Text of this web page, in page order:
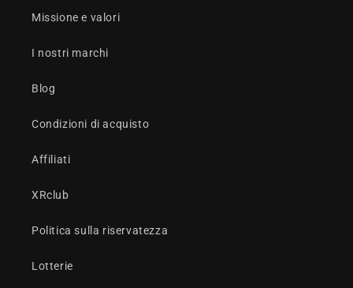
Missione e valori
I nostri marchi
Blog
Condizioni di acquisto
Affiliati
XRclub
Politica sulla riservatezza
Lotterie